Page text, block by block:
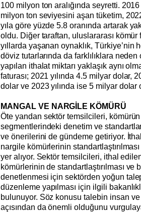
100 milyon ton aralığında seyretti.
milyon ton seviyesini aşan tüketim,
yıla göre yüzde 5.8 oranında artarak
oldu. Diğer taraftan, uluslararası kömür
yıllarda yaşanan oynaklık, Türkiye’nin
döviz tutarlarında da farklılıklara neden
yapılan ithalat miktarı yaklaşık aynı
faturası; 2021 yılında 4.5 milyar dolar,
dolar ve 2023 yılında ise 5 milyar
MANGAL VE NARGİLE KÖMÜRÜ
Öte yandan sektör temsilcileri,
segmentlerindeki denetim ve
ve önerilerini de gündeme getiriyor.
nargile kömürlerinin
yer alıyor. Sektör temsilcileri, ithal
kömürlerinin de standartlaştırılması ve
denetlenmesi için sektörden yoğun
düzenleme yapılması için ilgili
bulunuyor. Söz konusu talebin insan ve
açısından da önemli olduğunu